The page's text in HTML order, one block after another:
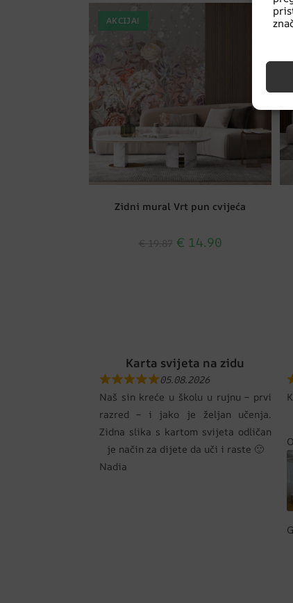
AKCIJA!
Zidni mural Vrt pun cvijeća
€ 14.90
Karta svijeta na zidu
05.08.2026
Naš sin kreće u školu u rujnu – prvi
razred – i jako je željan učenja.
Zidna slika s kartom svijeta odličan
je način za dijete da uči i raste 🙂
Nadia